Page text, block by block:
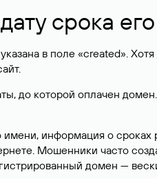
срока
в поле «created».
до которой оплачен
информация о
Мошенники часто
домен —